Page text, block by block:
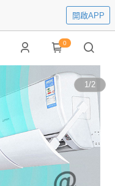
開啟APP
0
1/2